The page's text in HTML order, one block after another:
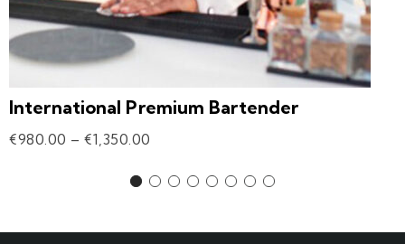
International Premium Bartender
€980.00 – €1,350.00